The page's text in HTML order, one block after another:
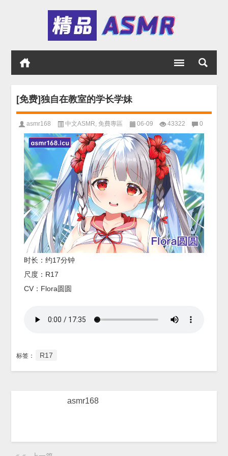
[免费]独自在教室的学长学妹
asmr168 中文ASMR ,免費專區 06-09 43322 0
时长：约17分钟
尺度：R17
CV：Flora圆圆
标签： R17
asmr168